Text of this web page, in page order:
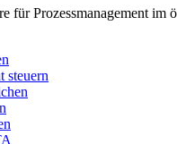
für Prozessmanagement
steuern